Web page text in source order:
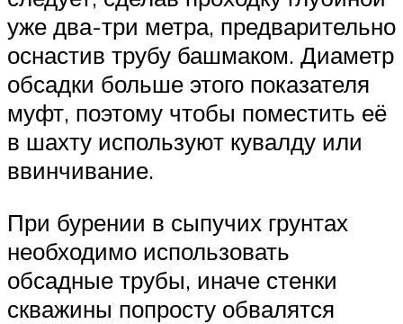
уже два-три метра, предварительно
оснастив трубу башмаком. Диаметр
обсадки больше этого показателя
муфт, поэтому чтобы поместить её
в шахту используют кувалду или
ввинчивание.
При бурении в сыпучих грунтах
необходимо использовать
обсадные трубы, иначе стенки
скважины попросту обвалятся